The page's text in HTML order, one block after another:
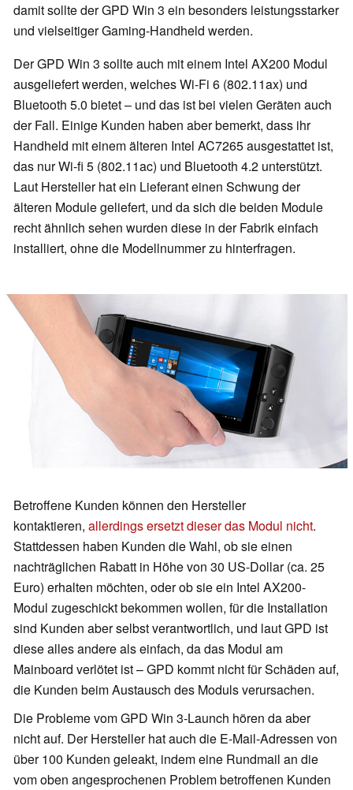
damit sollte der GPD Win 3 ein besonders leistungsstarker
und vielseitiger Gaming-Handheld werden.
Der GPD Win 3 sollte auch mit einem Intel AX200 Modul
ausgeliefert werden, welches Wi-Fi 6 (802.11ax) und
Bluetooth 5.0 bietet – und das ist bei vielen Geräten auch
der Fall. Einige Kunden haben aber bemerkt, dass ihr
Handheld mit einem älteren Intel AC7265 ausgestattet ist,
das nur Wi-fi 5 (802.11ac) und Bluetooth 4.2 unterstützt.
Laut Hersteller hat ein Lieferant einen Schwung der
älteren Module geliefert, und da sich die beiden Module
recht ähnlich sehen wurden diese in der Fabrik einfach
installiert, ohne die Modellnummer zu hinterfragen.
Betroffene Kunden können den Hersteller
kontaktieren, allerdings ersetzt dieser das Modul nicht.
Stattdessen haben Kunden die Wahl, ob sie einen
nachträglichen Rabatt in Höhe von 30 US-Dollar (ca. 25
Euro) erhalten möchten, oder ob sie ein Intel AX200-
Modul zugeschickt bekommen wollen, für die Installation
sind Kunden aber selbst verantwortlich, und laut GPD ist
diese alles andere als einfach, da das Modul am
Mainboard verlötet ist – GPD kommt nicht für Schäden auf,
die Kunden beim Austausch des Moduls verursachen.
Die Probleme vom GPD Win 3-Launch hören da aber
nicht auf. Der Hersteller hat auch die E-Mail-Adressen von
über 100 Kunden geleakt, indem eine Rundmail an die
vom oben angesprochenen Problem betroffenen Kunden